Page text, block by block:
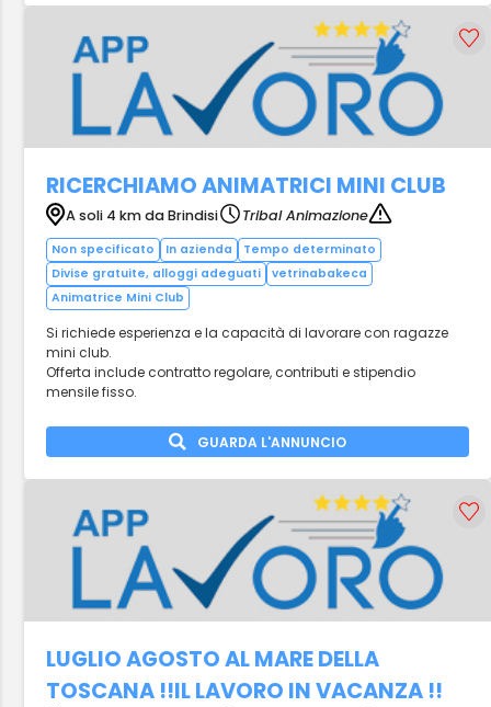
RICERCHIAMO ANIMATRICI MINI CLUB
A soli 4 km da Brindisi Tribal Animazione
Non specificato In azienda
Tempo determinato
Divise gratuite, alloggi adeguati
vetrinabakeca
Animatrice Mini Club
Si richiede esperienza e la capacità di lavorare con ragazze
mini club.
Offerta include contratto regolare, contributi e stipendio
mensile fisso.
GUARDA L'ANNUNCIO
LUGLIO AGOSTO AL MARE DELLA
TOSCANA !!IL LAVORO IN VACANZA !!